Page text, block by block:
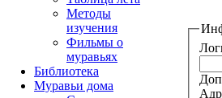
Методы
изучения
Фильмы о
муравьях
Библиотека
Муравьи дома